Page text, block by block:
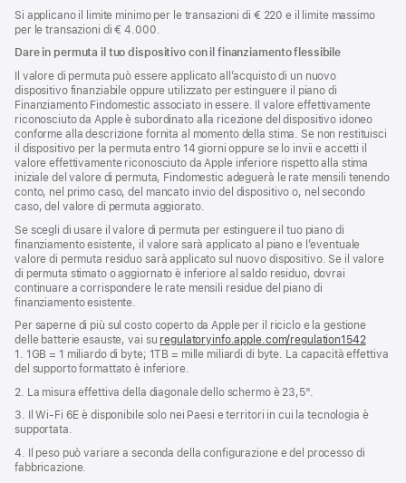
Si applicano il limite minimo per le transazioni di € 220 e il limite massimo
per le transazioni di € 4.000.
Dare in permuta il tuo dispositivo con il finanziamento flessibile
Il valore di permuta può essere applicato all’acquisto di un nuovo
dispositivo finanziabile oppure utilizzato per estinguere il piano di
Finanziamento Findomestic associato in essere. Il valore effettivamente
riconosciuto da Apple è subordinato alla ricezione del dispositivo idoneo
conforme alla descrizione fornita al momento della stima. Se non restituisci
il dispositivo per la permuta entro 14 giorni oppure se lo invii e accetti il
valore effettivamente riconosciuto da Apple inferiore rispetto alla stima
iniziale del valore di permuta, Findomestic adeguerà le rate mensili tenendo
conto, nel primo caso, del mancato invio del dispositivo o, nel secondo
caso, del valore di permuta aggiorato.
Se scegli di usare il valore di permuta per estinguere il tuo piano di
finanziamento esistente, il valore sarà applicato al piano e l’eventuale
valore di permuta residuo sarà applicato sul nuovo dispositivo. Se il valore
di permuta stimato o aggiornato è inferiore al saldo residuo, dovrai
continuare a corrispondere le rate mensili residue del piano di
finanziamento esistente.
Per saperne di più sul costo coperto da Apple per il riciclo e la gestione
delle batterie esauste, vai su regulatoryinfo.apple.com/regulation1542(si
apre
1. 1GB = 1 miliardo di byte; 1TB = mille miliardi di byte. La capacità effettiva
del supporto formattato è inferiore.
2. La misura effettiva della diagonale dello schermo è 23,5".
3. Il Wi‑Fi 6E è disponibile solo nei Paesi e territori in cui la tecnologia è
supportata.
4. Il peso può variare a seconda della configurazione e del processo di
fabbricazione.